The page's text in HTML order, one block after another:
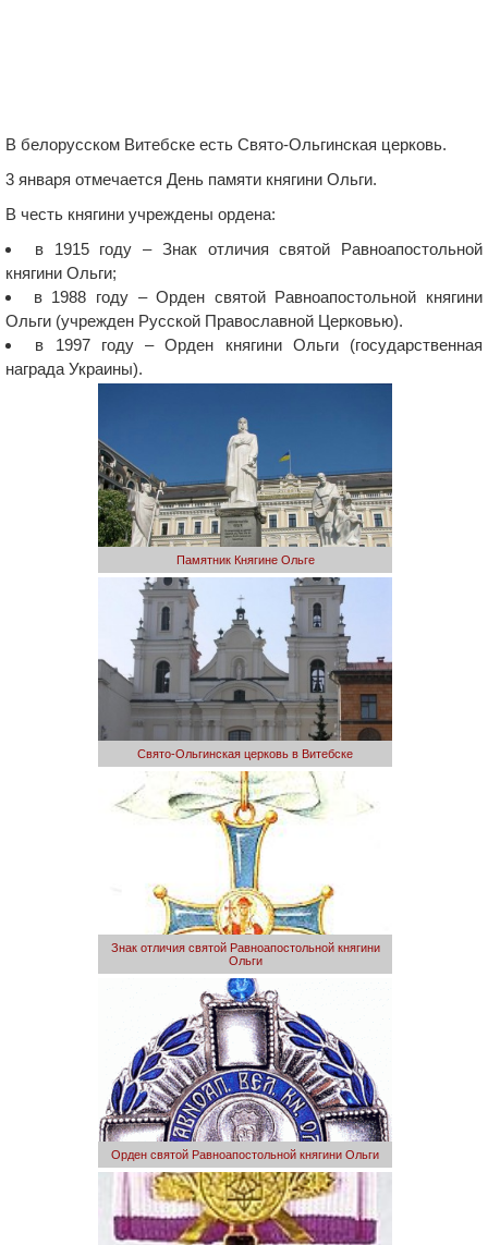
В белорусском Витебске есть Свято-Ольгинская церковь.
3 января отмечается День памяти княгини Ольги.
В честь княгини учреждены ордена:
в 1915 году – Знак отличия святой Равноапостольной
княгини Ольги;
в 1988 году – Орден святой Равноапостольной княгини
Ольги (учрежден Русской Православной Церковью).
в 1997 году – Орден княгини Ольги (государственная
награда Украины).
Памятник Княгине Ольге
Свято-Ольгинская церковь в Витебске
Знак отличия святой Равноапостольной княгини
Ольги
Орден святой Равноапостольной княгини Ольги